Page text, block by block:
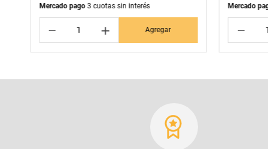
Mercado pago3 cuotas sin interés
＋
－ Agregar
Mercado
－